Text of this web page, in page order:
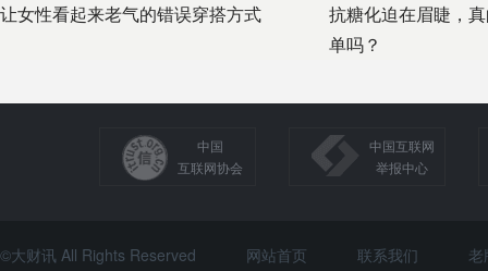
让女性看起来老气的错误穿搭方式
抗糖化迫在眉睫，
单吗？
中国
互联网协会
中国互联网
举报中心
©大财讯 All Rights Reserved 网站首页 联系我们